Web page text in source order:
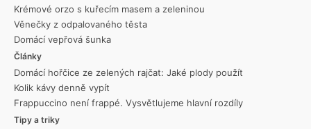
Krémové orzo s kuřecím masem a zeleninou
Věnečky z odpalovaného těsta
Domácí vepřová šunka
Články
Domácí hořčice ze zelených rajčat: Jaké plody použít
Kolik kávy denně vypít
Frappuccino není frappé. Vysvětlujeme hlavní rozdíly
Tipy a triky